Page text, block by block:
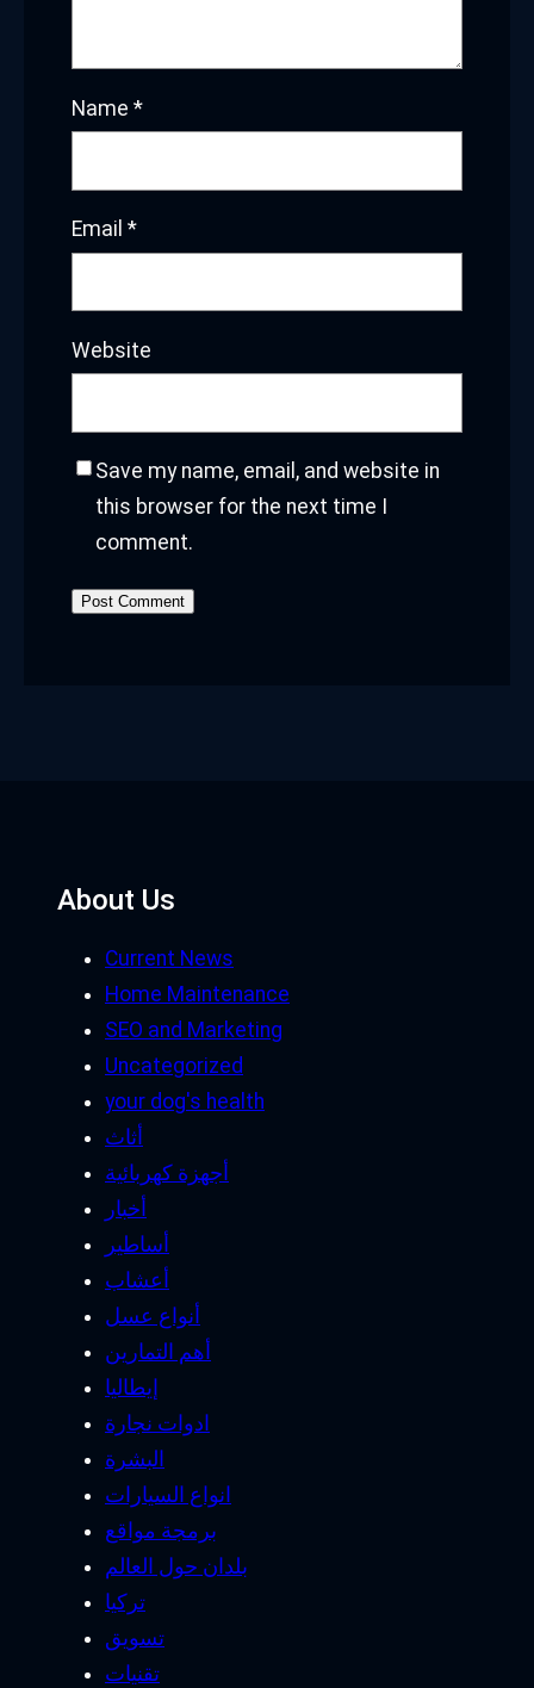
Name *
Email *
Website
Save my name, email, and website in
this browser for the next time I
comment.
About Us
Current News
Home Maintenance
SEO and Marketing
Uncategorized
your dog's health
أثاث
أجهزة كهربائية
أخبار
أساطير
أعشاب
أنواع عسل
أهم التمارين
إيطاليا
ادوات نجارة
البشرة
انواع السيارات
برمجة مواقع
بلدان حول العالم
تركيا
تسويق
تقنيات